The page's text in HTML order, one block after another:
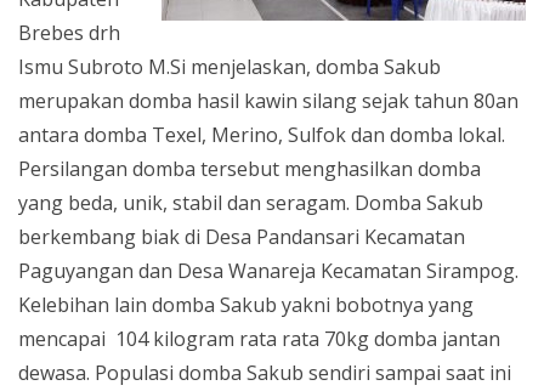
Brebes drh
Ismu Subroto M.Si menjelaskan, domba Sakub
merupakan domba hasil kawin silang sejak tahun 80an
antara domba Texel, Merino, Sulfok dan domba lokal.
Persilangan domba tersebut menghasilkan domba
yang beda, unik, stabil dan seragam. Domba Sakub
berkembang biak di Desa Pandansari Kecamatan
Paguyangan dan Desa Wanareja Kecamatan Sirampog.
Kelebihan lain domba Sakub yakni bobotnya yang
mencapai 104 kilogram rata rata 70kg domba jantan
dewasa. Populasi domba Sakub sendiri sampai saat ini